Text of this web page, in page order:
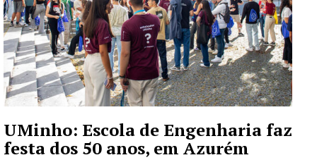
UMinho: Escola de Engenharia faz
festa dos 50 anos, em Azurém